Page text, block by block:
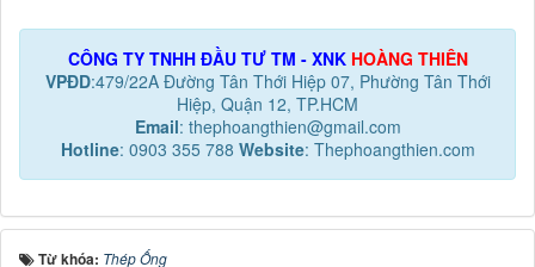
CÔNG TY TNHH ĐẦU TƯ TM - XNK HOÀNG THIÊN
VPĐD:479/22A Đường Tân Thới Hiệp 07, Phường Tân Thới
Hiệp, Quận 12, TP.HCM
Email: thephoangthien@gmail.com
Hotline: 0903 355 788 Website: Thephoangthien.com
Từ khóa: Thép Ống